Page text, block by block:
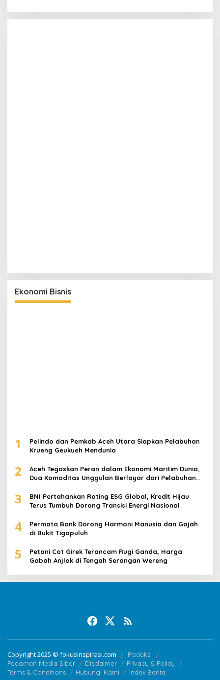
Ekonomi Bisnis
1
Pelindo dan Pemkab Aceh Utara Siapkan Pelabuhan
Krueng Geukueh Mendunia
2
Aceh Tegaskan Peran dalam Ekonomi Maritim Dunia,
Dua Komoditas Unggulan Berlayar dari Pelabuhan
3
BNI Pertahankan Rating ESG Global, Kredit Hijau
Terus Tumbuh Dorong Transisi Energi Nasional
4
Permata Bank Dorong Harmoni Manusia dan Gajah
di Bukit Tigapuluh
5
Petani Cot Girek Terancam Rugi Ganda, Harga
Gabah Anjlok di Tengah Serangan Wereng
Copyright 2025 © fokusinspirasi.com
Redaksi
Pedoman Media Siber
Disclaimer
Privacy & Policy
Terms & Conditions
Hubungi Kami Index Berita